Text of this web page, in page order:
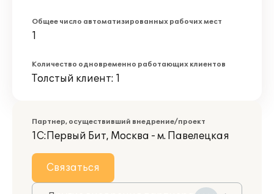
Общее число автоматизированных рабочих мест
1
Количество одновременно работающих клиентов
Толстый клиент: 1
Партнер, осуществивший внедрение/проект
1С:Первый Бит, Москва - м. Павелецкая
Связаться